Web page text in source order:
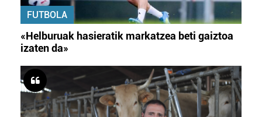
FUTBOLA
«Helburuak hasieratik markatzea beti gaiztoa
izaten da»